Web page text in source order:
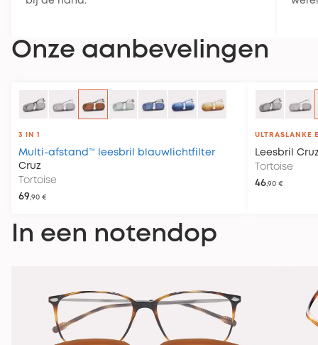
Onze aanbevelingen
3 IN 1
Multi-afstand™ leesbril blauwlichtfilter
Cruz
Tortoise
69,90 €
ULTRASLANKE
Leesbril
Tortoise
46,90 €
In een notendop